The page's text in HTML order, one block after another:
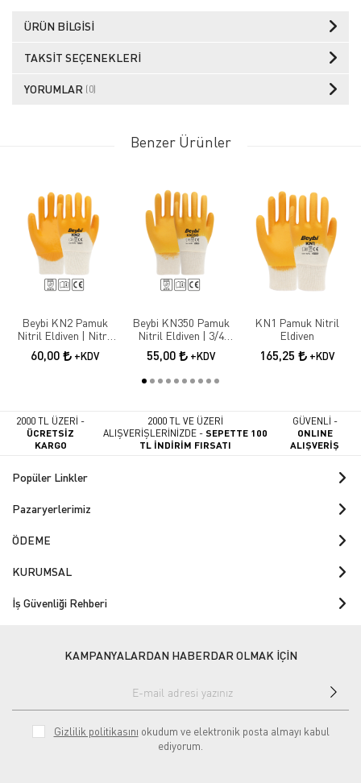
ÜRÜN BILGISI
TAKSIT SEÇENEKLERI
YORUMLAR (0)
Benzer Ürünler
Beybi KN2 Pamuk
Nitril Eldiven | Nitril
Kaplama İş Güvenliği
Eldiveni
60,00 +KDV
Beybi KN350 Pamuk
Nitril Eldiven | 3/4
Nitril Kaplama İş
Eldiveni
55,00 +KDV
KN1 Pamuk Nitril
Eldiven
165,25 +KDV
2000 TL ÜZERİ -
ÜCRETSİZ
KARGO
2000 TL VE ÜZERİ
ALIŞVERİŞLERİNİZDE -SEPETTE 100
TL İNDİRİM FIRSATI
GÜVENLİ -
ONLINE
ALIŞVERİŞ
Popüler Linkler
Pazaryerlerimiz
ÖDEME
KURUMSAL
İş Güvenliği Rehberi
KAMPANYALARDAN HABERDAR OLMAK İÇİN
Gizlilik politikasını okudum ve elektronik posta almayı kabul
ediyorum.